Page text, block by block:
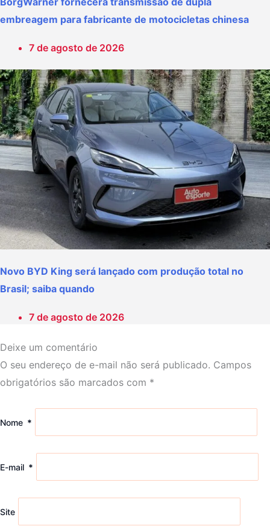
embreagem para fabricante de motocicletas chinesa
7 de agosto de 2026
Novo BYD King será lançado com produção total no
Brasil; saiba quando
7 de agosto de 2026
Deixe um comentário
O seu endereço de e-mail não será publicado. Campos
obrigatórios são marcados com *
Nome *
E-mail *
Site